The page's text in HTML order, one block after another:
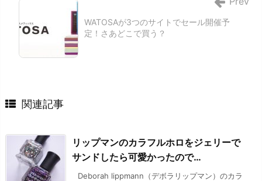
WATOSAが3つのサイトでセール開催予
定！さあどこで買う？
関連記事
リップマンのカラフルホロをジェリーで
サンドしたら可愛かったので…
Deborah lippmann（デボラリップマン）のカラ